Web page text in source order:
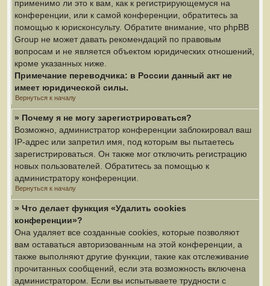
применимо ли это к вам, как к регистрирующемуся на
конференции, или к самой конференции, обратитесь за
помощью к юрисконсульту. Обратите внимание, что phpBB
Group не может давать рекомендаций по правовым
вопросам и не является объектом юридических отношений,
кроме указанных ниже.
Примечание переводчика: в России данный акт не
имеет юридической силы.
Вернуться к началу
» Почему я не могу зарегистрироваться?
Возможно, администратор конференции заблокировал ваш
IP-адрес или запретил имя, под которым вы пытаетесь
зарегистрироваться. Он также мог отключить регистрацию
новых пользователей. Обратитесь за помощью к
администратору конференции.
Вернуться к началу
» Что делает функция «Удалить cookies
конференции»?
Она удаляет все созданные cookies, которые позволяют
вам оставаться авторизованным на этой конференции, а
также выполняют другие функции, такие как отслеживание
прочитанных сообщений, если эта возможность включена
администратором. Если вы испытываете трудности с